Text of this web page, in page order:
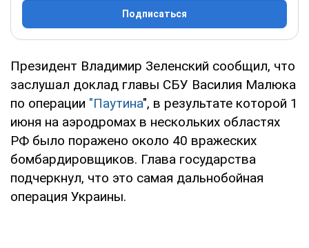
Подписаться
Президент Владимир Зеленский сообщил, что
заслушал доклад главы СБУ Василия Малюка
по операции "Паутина", в результате которой 1
июня на аэродромах в нескольких областях
РФ было поражено около 40 вражеских
бомбардировщиков. Глава государства
подчеркнул, что это самая дальнобойная
операция Украины.